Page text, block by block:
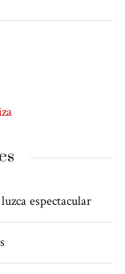
espectacular